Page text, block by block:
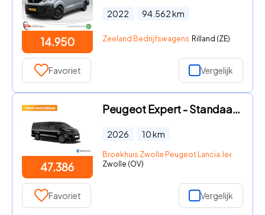
14.950
2022 94.562km
Zeeland Bedrijfswagens Rilland (ZE)
Favoriet Vergelijk
47.386
Peugeot Expert - Standaard Dubbele Cabine | Elektrisch bedienbare en verwarmb
2026 10km
Broekhuis Zwolle Peugeot Lancia Jeep Fiat
Zwolle (OV)
Favoriet Vergelijk